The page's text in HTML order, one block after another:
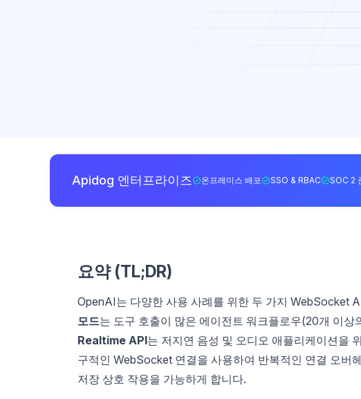
Apidog 엔터프라이즈 온프레미스 배포 SSO & RBAC SOC 2
요약 (TL;DR)
OpenAI는 다양한 사용 사례를 위한 두 가지 WebSocket
모드는 도구 호출이 많은 에이전트 워크플로우(20개 이
Realtime API는 저지연 음성 및 오디오 애플리케이션을
구적인 WebSocket 연결을 사용하여 반복적인 연결 오버
저장 상호 작용을 가능하게 합니다.